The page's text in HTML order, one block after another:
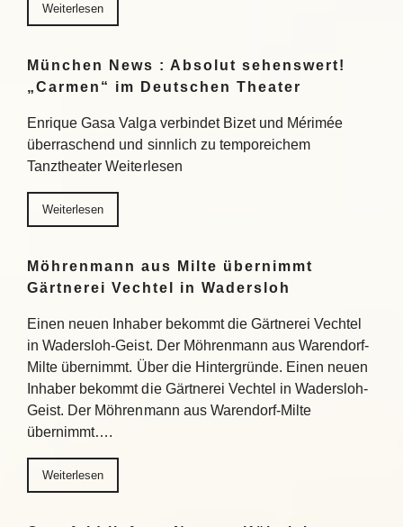
Weiterlesen
München News : Absolut sehenswert!
„Carmen“ im Deutschen Theater
Enrique Gasa Valga verbindet Bizet und Mérimée
überraschend und sinnlich zu temporeichem
Tanztheater Weiterlesen
Weiterlesen
Möhrenmann aus Milte übernimmt
Gärtnerei Vechtel in Wadersloh
Einen neuen Inhaber bekommt die Gärtnerei Vechtel
in Wadersloh-Geist. Der Möhrenmann aus Warendorf-
Milte übernimmt. Über die Hintergründe. Einen neuen
Inhaber bekommt die Gärtnerei Vechtel in Wadersloh-
Geist. Der Möhrenmann aus Warendorf-Milte
übernimmt….
Weiterlesen